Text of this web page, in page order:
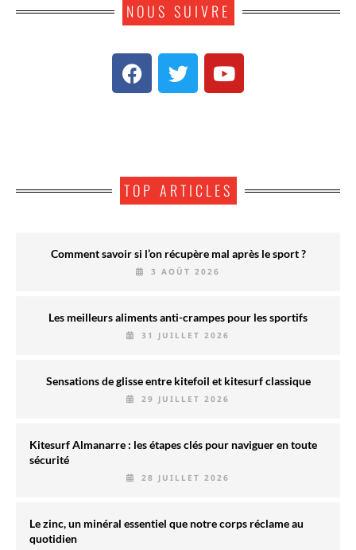
NOUS SUIVRE
TOP ARTICLES
Comment savoir si l’on récupère mal après le sport ?
3 AOÛT 2026
Les meilleurs aliments anti-crampes pour les sportifs
31 JUILLET 2026
Sensations de glisse entre kitefoil et kitesurf classique
29 JUILLET 2026
Kitesurf Almanarre : les étapes clés pour naviguer en toute
sécurité
28 JUILLET 2026
Le zinc, un minéral essentiel que notre corps réclame au
quotidien